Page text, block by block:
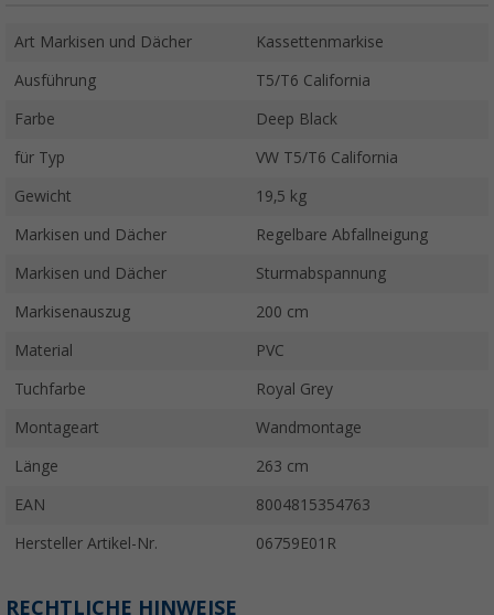
Art Markisen und Dächer Kassettenmarkise
Ausführung T5/T6 California
Farbe Deep Black
für Typ VW T5/T6 California
Gewicht 19,5 kg
Markisen und Dächer Regelbare Abfallneigung
Markisen und Dächer Sturmabspannung
Markisenauszug 200 cm
Material PVC
Tuchfarbe Royal Grey
Montageart Wandmontage
Länge 263 cm
EAN 8004815354763
Hersteller Artikel-Nr. 06759E01R
RECHTLICHE HINWEISE